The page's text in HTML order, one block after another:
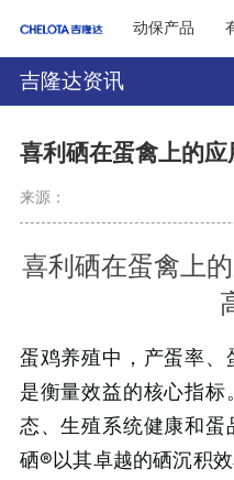
动保产品
吉隆达资讯
喜利硒在蛋禽上的
来源：
喜利硒在蛋禽上
蛋鸡养殖中，产蛋率、
是衡量效益的核心指
态、生殖系统健康和
硒®以其卓越的硒沉积